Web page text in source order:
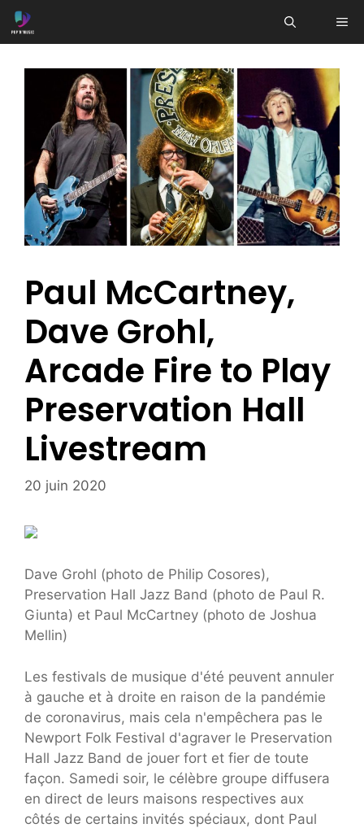
Aller
au
Paul McCartney,
Dave Grohl,
Arcade Fire to Play
Preservation Hall
Livestream
20 juin 2020
Dave Grohl (photo de Philip Cosores),
Preservation Hall Jazz Band (photo de Paul R.
Giunta) et Paul McCartney (photo de Joshua
Mellin)
Les festivals de musique d'été peuvent annuler
à gauche et à droite en raison de la pandémie
de coronavirus, mais cela n'empêchera pas le
Newport Folk Festival d'agraver le Preservation
Hall Jazz Band de jouer fort et fier de toute
façon. Samedi soir, le célèbre groupe diffusera
en direct de leurs maisons respectives aux
côtés de certains invités spéciaux, dont Paul